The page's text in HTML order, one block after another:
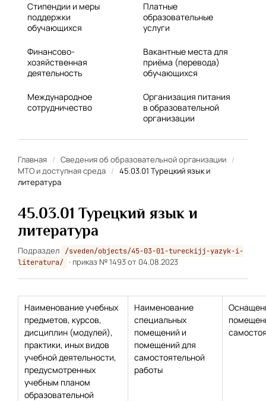
Стипендии и меры
поддержки
обучающихся
Платные
образовательные
услуги
Финансово-
хозяйственная
деятельность
Вакантные места для
приёма (перевода)
обучающихся
Международное
сотрудничество
Организация питания
в образовательной
организации
Главная / Сведения об образовательной организации /
МТО и доступная среда / 45.03.01 Турецкий язык и
литература
45.03.01 Турецкий язык и
литература
Подраздел
/sveden/objects/45-03-01-tureckijj-yazyk-i-
literatura/
· приказ № 1493 от 04.08.2023
Наименование учебных
предметов, курсов,
дисциплин (модулей),
практики, иных видов
учебной деятельности,
предусмотренных
учебным планом
образовательной
Наименование
специальных
помещений и
помещений для
самостоятельной
работы